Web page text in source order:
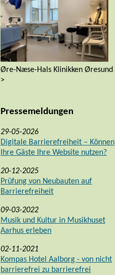
Øre-Næse-Hals Klinikken Øresund
>
Pressemeldungen
29-05-2026
Digitale Barrierefreiheit – Können
Ihre Gäste Ihre Website nutzen?
20-12-2025
Prüfung von Neubauten auf
Barrierefreiheit
09-03-2022
Musik und Kultur in Musikhuset
Aarhus erleben
02-11-2021
Kompas Hotel Aalborg - von nicht
barrierefrei zu barrierefrei